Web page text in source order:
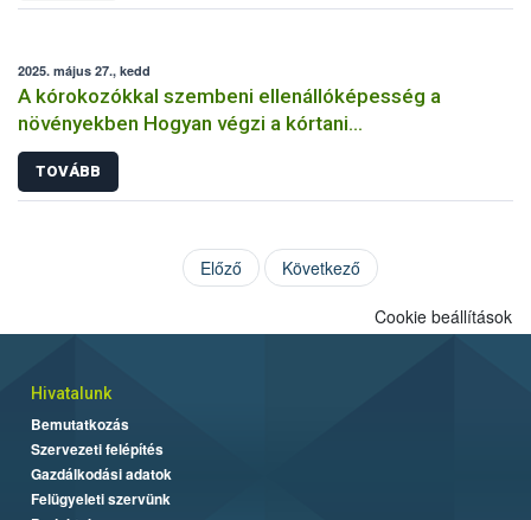
2025. május 27., kedd
A kórokozókkal szembeni ellenállóképesség a
növényekben Hogyan végzi a kórtani
rezisztenciavizsgálatokat a Nébih?
TOVÁBB
Előző Következő
Cookie beállítások
Hivatalunk
Bemutatkozás
Szervezeti felépítés
Gazdálkodási adatok
Felügyeleti szervünk